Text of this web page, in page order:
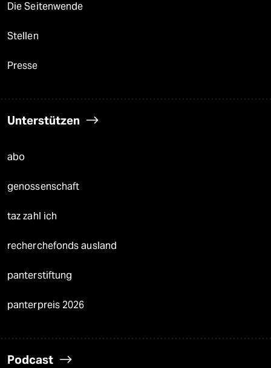
Die Seitenwende
Stellen
Presse
Unterstützen
abo
genossenschaft
taz zahl ich
recherchefonds ausland
panterstiftung
panterpreis 2026
Podcast